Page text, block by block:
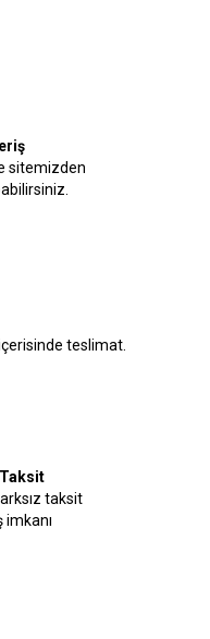
sitemizden
teslimat.
taksit
imkanı